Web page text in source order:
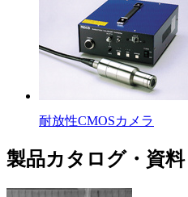
耐放性CMOSカメラ
製品カタログ・資料